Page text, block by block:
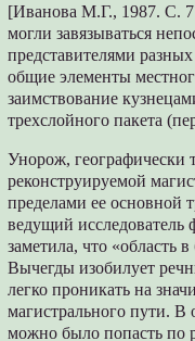
[Иванова М.Г., 1987. С.
могли завязываться
представителями
общие элементы
заимствование
трехслойного пакета
Унорож, географически
реконструируемой
пределами ее основной
ведущий исследователь
заметила, что
Вычегды изобилует
легко проникать на
магистрального пути. В
можно было попасть по